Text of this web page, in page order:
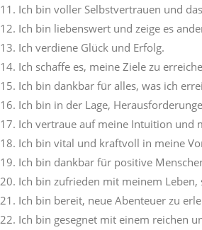
Ich bin voller Selbstvertrauen und
Ich bin liebenswert und zeige es
Ich verdiene Glück und Erfolg.
Ich schaffe es, meine Ziele zu
Ich bin dankbar für alles, was ich
Ich bin in der Lage,
Ich vertraue auf meine Intuition und
Ich bin vital und kraftvoll in meine
Ich bin dankbar für positive
Ich bin zufrieden mit meinem Leben,
Ich bin bereit, neue Abenteuer zu
Ich bin gesegnet mit einem reichen